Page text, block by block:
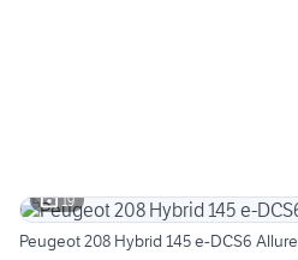
19
Peugeot 208 Hybrid 145 e-DCS6 Allure